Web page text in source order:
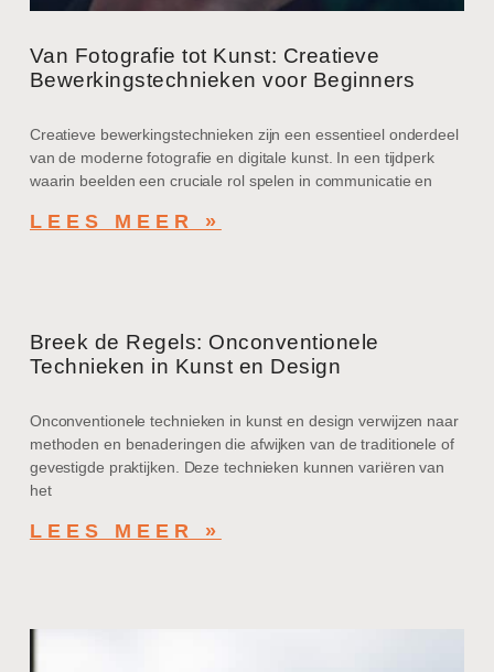
Van Fotografie tot Kunst: Creatieve
Bewerkingstechnieken voor Beginners
Creatieve bewerkingstechnieken zijn een essentieel onderdeel
van de moderne fotografie en digitale kunst. In een tijdperk
waarin beelden een cruciale rol spelen in communicatie en
LEES MEER »
Breek de Regels: Onconventionele
Technieken in Kunst en Design
Onconventionele technieken in kunst en design verwijzen naar
methoden en benaderingen die afwijken van de traditionele of
gevestigde praktijken. Deze technieken kunnen variëren van
het
LEES MEER »